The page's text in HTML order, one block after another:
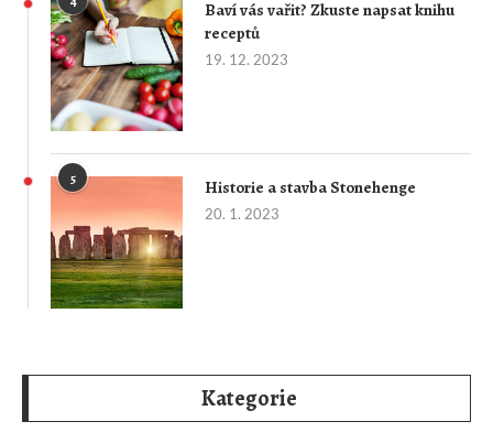
Baví vás vařit? Zkuste napsat knihu
receptů
19. 12. 2023
5 Historie a stavba Stonehenge
20. 1. 2023
Kategorie